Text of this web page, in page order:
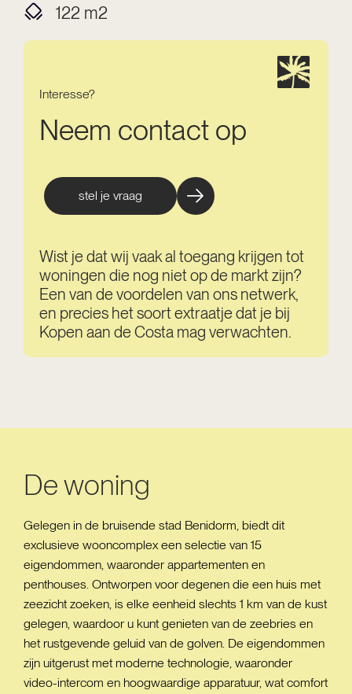
122 m2
Interesse?
Neem contact op
stel je vraag
Wist je dat wij vaak al toegang krijgen tot
woningen die nog niet op de markt zijn?
Een van de voordelen van ons netwerk,
en precies het soort extraatje dat je bij
Kopen aan de Costa mag verwachten.
De woning
Gelegen in de bruisende stad Benidorm, biedt dit
exclusieve wooncomplex een selectie van 15
eigendommen, waaronder appartementen en
penthouses. Ontworpen voor degenen die een huis met
zeezicht zoeken, is elke eenheid slechts 1 km van de kust
gelegen, waardoor u kunt genieten van de zeebries en
het rustgevende geluid van de golven. De eigendommen
zijn uitgerust met moderne technologie, waaronder
video-intercom en hoogwaardige apparatuur, wat comfort